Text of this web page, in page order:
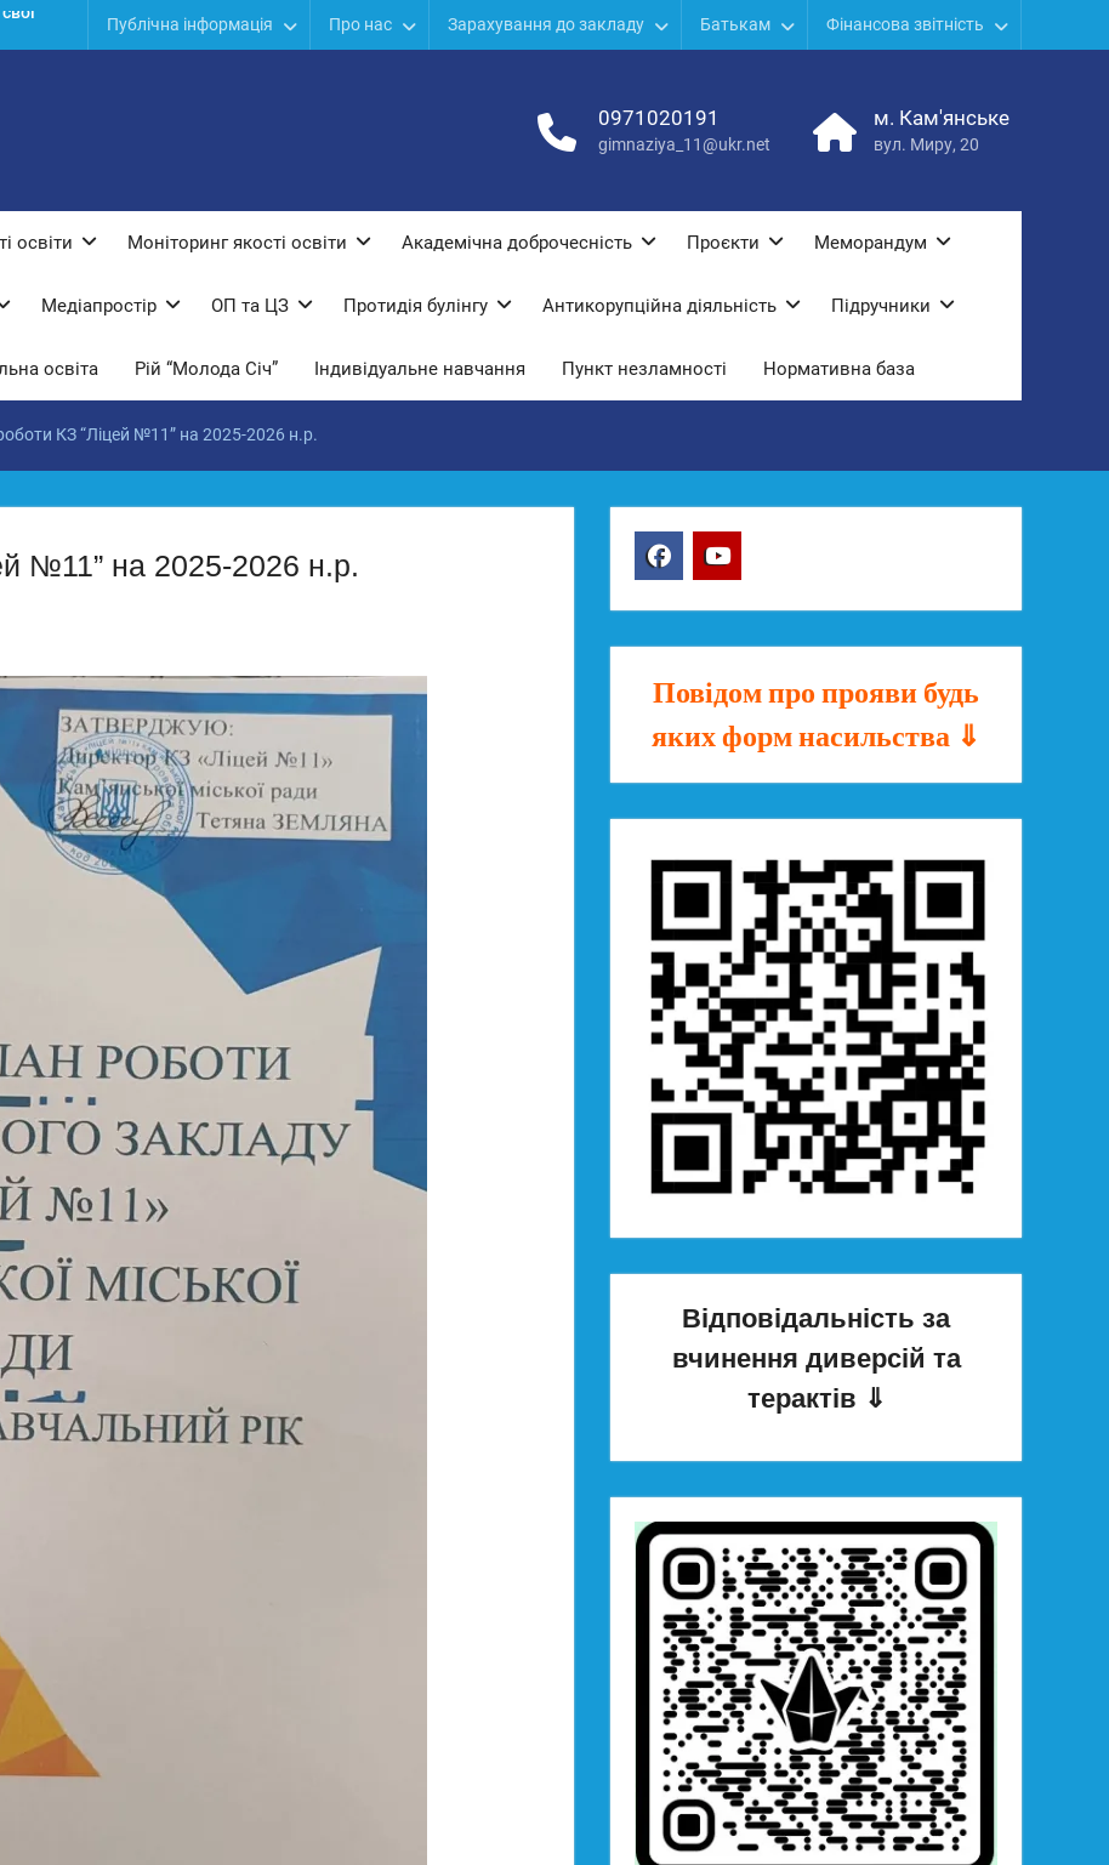
Публічна інформація Про нас Зарахування до закладу Батькам Фінансова звітність
0971020191
gimnaziya_11@ukr.net
м. Кам'янське
вул. Миру, 20
освіти Моніторинг якості освіти Академічна доброчесність Проєкти Меморандум
Медіапростір ОП та ЦЗ Протидiя булiнгу Антикорупційна діяльність Підручники
освіта Рій “Молода Січ” Індивідуальне навчання Пункт незламності Нормативна база
КЗ “Ліцей №11” на 2025-2026 н.р.
№11” на 2025-2026 н.р.
Повідом про прояви будь
яких форм насильства ⇓
Відповідальність за
вчинення диверсій та
терактів ⇓